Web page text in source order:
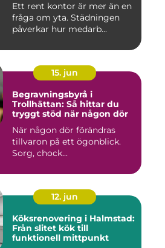
Ett rent kontor är mer än en
fråga om yta. Städningen
påverkar hur medarb...
15. jun
Begravningsbyrå i
Trollhättan: Så hittar du
tryggt stöd när någon dör
När någon dör förändras
tillvaron på ett ögonblick.
Sorg, chock...
12. jun
Köksrenovering i Halmstad:
Från slitet kök till
funktionell mittpunkt